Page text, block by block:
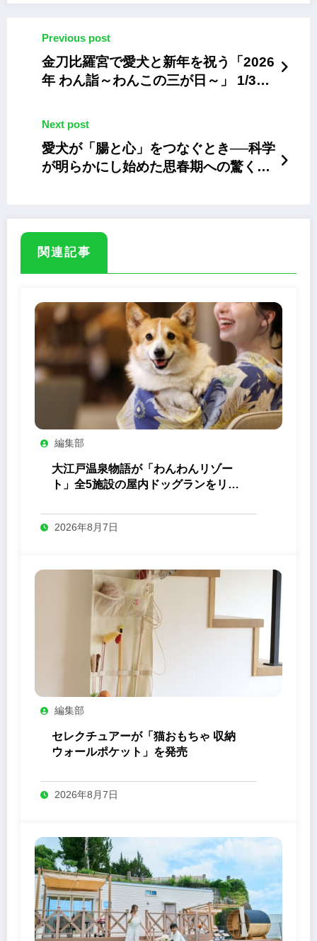
Previous post
金刀比羅宮で愛犬と新年を祝う「2026
年 わん詣～わんこの三が日～」 1/30
Next post
愛犬が「腸と心」をつなぐとき──科学
が明らかにし始めた思春期への驚くべ
関連記事
編集部
大江戸温泉物語が「わんわんリゾー
ト」全5施設の屋内ドッグランをリニ
2026年8月7日
編集部
セレクチュアーが「猫おもちゃ 収納
ウォールポケット」を発売
2026年8月7日